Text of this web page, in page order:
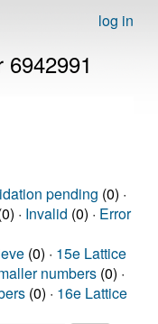
log in
pending (0) ·
· Invalid (0) · Error
(0) · 15e Lattice
numbers (0) ·
(0) · 16e Lattice